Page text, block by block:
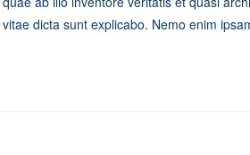
vitae dicta sunt explicabo. Nemo enim